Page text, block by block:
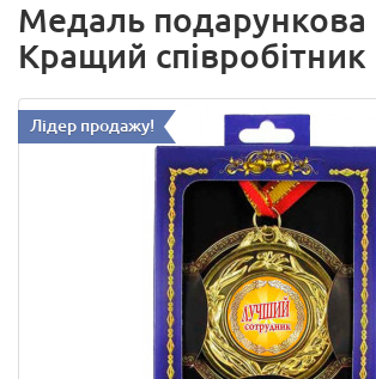
Медаль подарункова
Кращий співробітник
Лідер продажу!